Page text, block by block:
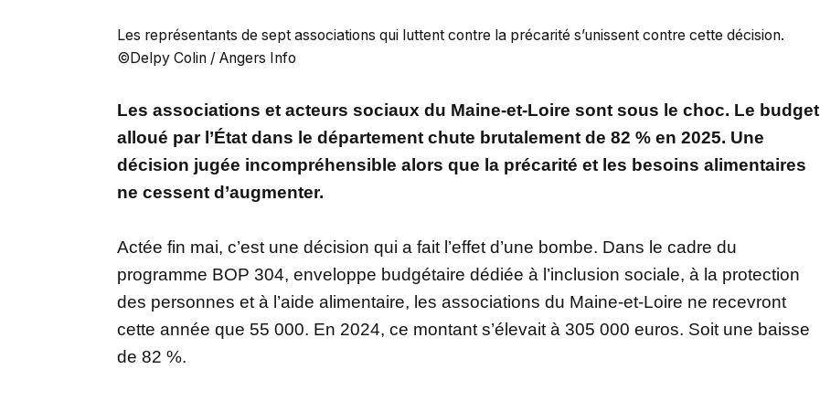
Les représentants de sept associations qui luttent contre la précarité s’unissent contre cette décision.
©Delpy Colin / Angers Info
Les associations et acteurs sociaux du Maine-et-Loire sont sous le choc. Le budget
alloué par l’État dans le département chute brutalement de 82 % en 2025. Une
décision jugée incompréhensible alors que la précarité et les besoins alimentaires
ne cessent d’augmenter.
Actée fin mai, c’est une décision qui a fait l’effet d’une bombe. Dans le cadre du
programme BOP 304, enveloppe budgétaire dédiée à l’inclusion sociale, à la protection
des personnes et à l’aide alimentaire, les associations du Maine-et-Loire ne recevront
cette année que 55 000. En 2024, ce montant s’élevait à 305 000 euros. Soit une baisse
de 82 %.